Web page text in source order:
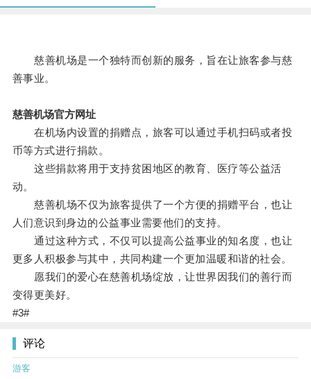
慈善机场是一个独特而创新的服务，旨在让旅客参与慈
善事业。
慈善机场官方网址
在机场内设置的捐赠点，旅客可以通过手机扫码或者投
币等方式进行捐款。
这些捐款将用于支持贫困地区的教育、医疗等公益活
动。
慈善机场不仅为旅客提供了一个方便的捐赠平台，也让
人们意识到身边的公益事业需要他们的支持。
通过这种方式，不仅可以提高公益事业的知名度，也让
更多人积极参与其中，共同构建一个更加温暖和谐的社会。
愿我们的爱心在慈善机场绽放，让世界因我们的善行而
变得更美好。
#3#
评论
游客